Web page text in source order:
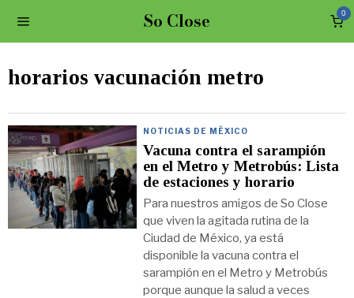
So Close 0
horarios vacunación metro
NOTICIAS DE MÉXICO
Vacuna contra el sarampión
en el Metro y Metrobús: Lista
de estaciones y horario
Para nuestros amigos de So Close
que viven la agitada rutina de la
Ciudad de México, ya está
disponible la vacuna contra el
sarampión en el Metro y Metrobús
porque aunque la salud a veces